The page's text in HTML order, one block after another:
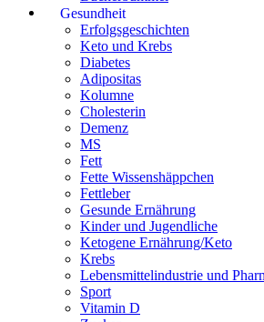
Gesundheit
Erfolgsgeschichten
Keto und Krebs
Diabetes
Adipositas
Kolumne
Cholesterin
Demenz
MS
Fett
Fette Wissenshäppchen
Fettleber
Gesunde Ernährung
Kinder und Jugendliche
Ketogene Ernährung/Keto
Krebs
Lebensmittelindustrie und
Sport
Vitamin D